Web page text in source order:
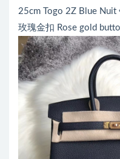
25cm Togo 2Z Blue Nuit
玫瑰金扣 Rose gold